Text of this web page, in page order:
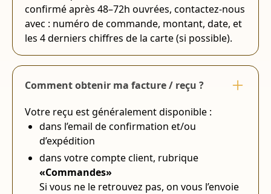
confirmé après 48–72h ouvrées, contactez-nous
avec : numéro de commande, montant, date, et
les 4 derniers chiffres de la carte (si possible).
Comment obtenir ma facture / reçu ?
Votre reçu est généralement disponible :
dans l’email de confirmation et/ou
d’expédition
dans votre compte client, rubrique
«Commandes»
Si vous ne le retrouvez pas, on vous l’envoie